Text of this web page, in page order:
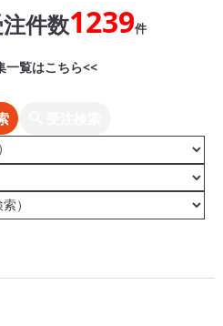
件数1239件
一覧はこちら<<